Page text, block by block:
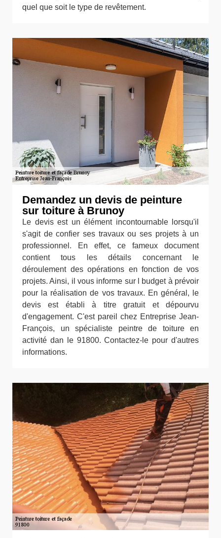
quel que soit le type de revêtement.
Demandez un devis de peinture
sur toiture à Brunoy
Le devis est un élément incontournable lorsqu'il
s'agit de confier ses travaux ou ses projets à un
professionnel. En effet, ce fameux document
contient tous les détails concernant le
déroulement des opérations en fonction de vos
projets. Ainsi, il vous informe sur l budget à prévoir
pour la réalisation de vos travaux. En général, le
devis est établi à titre gratuit et dépourvu
d'engagement. C'est pareil chez Entreprise Jean-
François, un spécialiste peintre de toiture en
activité dan le 91800. Contactez-le pour d'autres
informations.